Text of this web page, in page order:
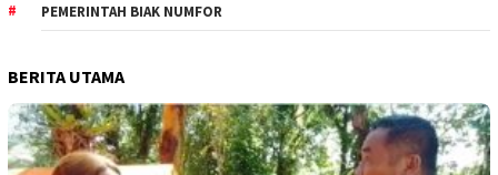
PEMERINTAH BIAK NUMFOR
BERITA UTAMA